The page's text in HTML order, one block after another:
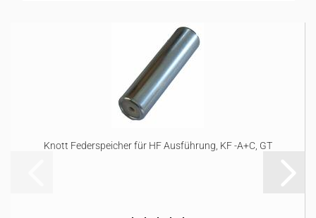
Knott Federspeicher für HF Ausführung, KF -A+C, GT